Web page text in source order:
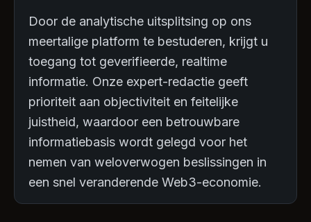
Door de analytische uitsplitsing op ons
meertalige platform te bestuderen, krijgt u
toegang tot geverifieerde, realtime
informatie. Onze expert-redactie geeft
prioriteit aan objectiviteit en feitelijke
juistheid, waardoor een betrouwbare
informatiebasis wordt gelegd voor het
nemen van weloverwogen beslissingen in
een snel veranderende Web3-economie.